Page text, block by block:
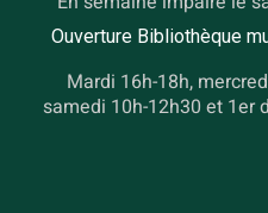
Ouverture Bibliothèque
Mardi 16h-18h,
samedi 10h-12h30 et 1er